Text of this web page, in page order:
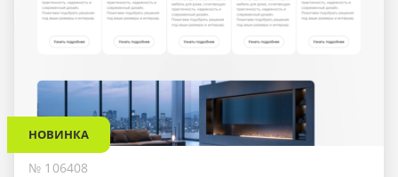
НОВИНКА
№ 106408